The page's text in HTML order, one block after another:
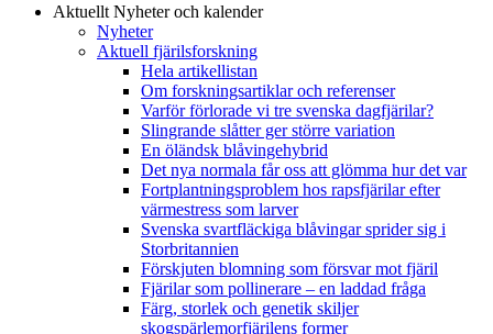
Aktuellt Nyheter och kalender
Nyheter
Aktuell fjärilsforskning
Hela artikellistan
Om forskningsartiklar och referenser
Varför förlorade vi tre svenska dagfjärilar?
Slingrande slåtter ger större variation
En öländsk blåvingehybrid
Det nya normala får oss att glömma hur det var
Fortplantningsproblem hos rapsfjärilar efter
värmestress som larver
Svenska svartfläckiga blåvingar sprider sig i
Storbritannien
Förskjuten blomning som försvar mot fjäril
Fjärilar som pollinerare – en laddad fråga
Färg, storlek och genetik skiljer
skogspärlemorfjärilens former